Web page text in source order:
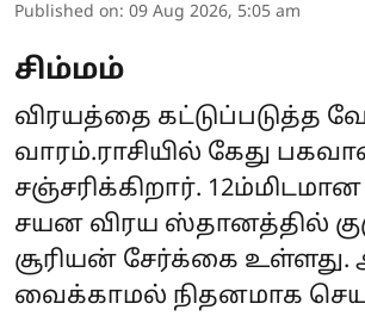
Published on: 09 Aug 2026, 5:05 am
சிம்மம்
விரயத்தை கட்டுப்படுத்த
வாரம்.ராசியில் கேது
சஞ்சரிக்கிறார்.
சயன விரய ஸ்தானத்தில்
சூரியன் சேர்க்கை
வைக்காமல் நிதனமாக